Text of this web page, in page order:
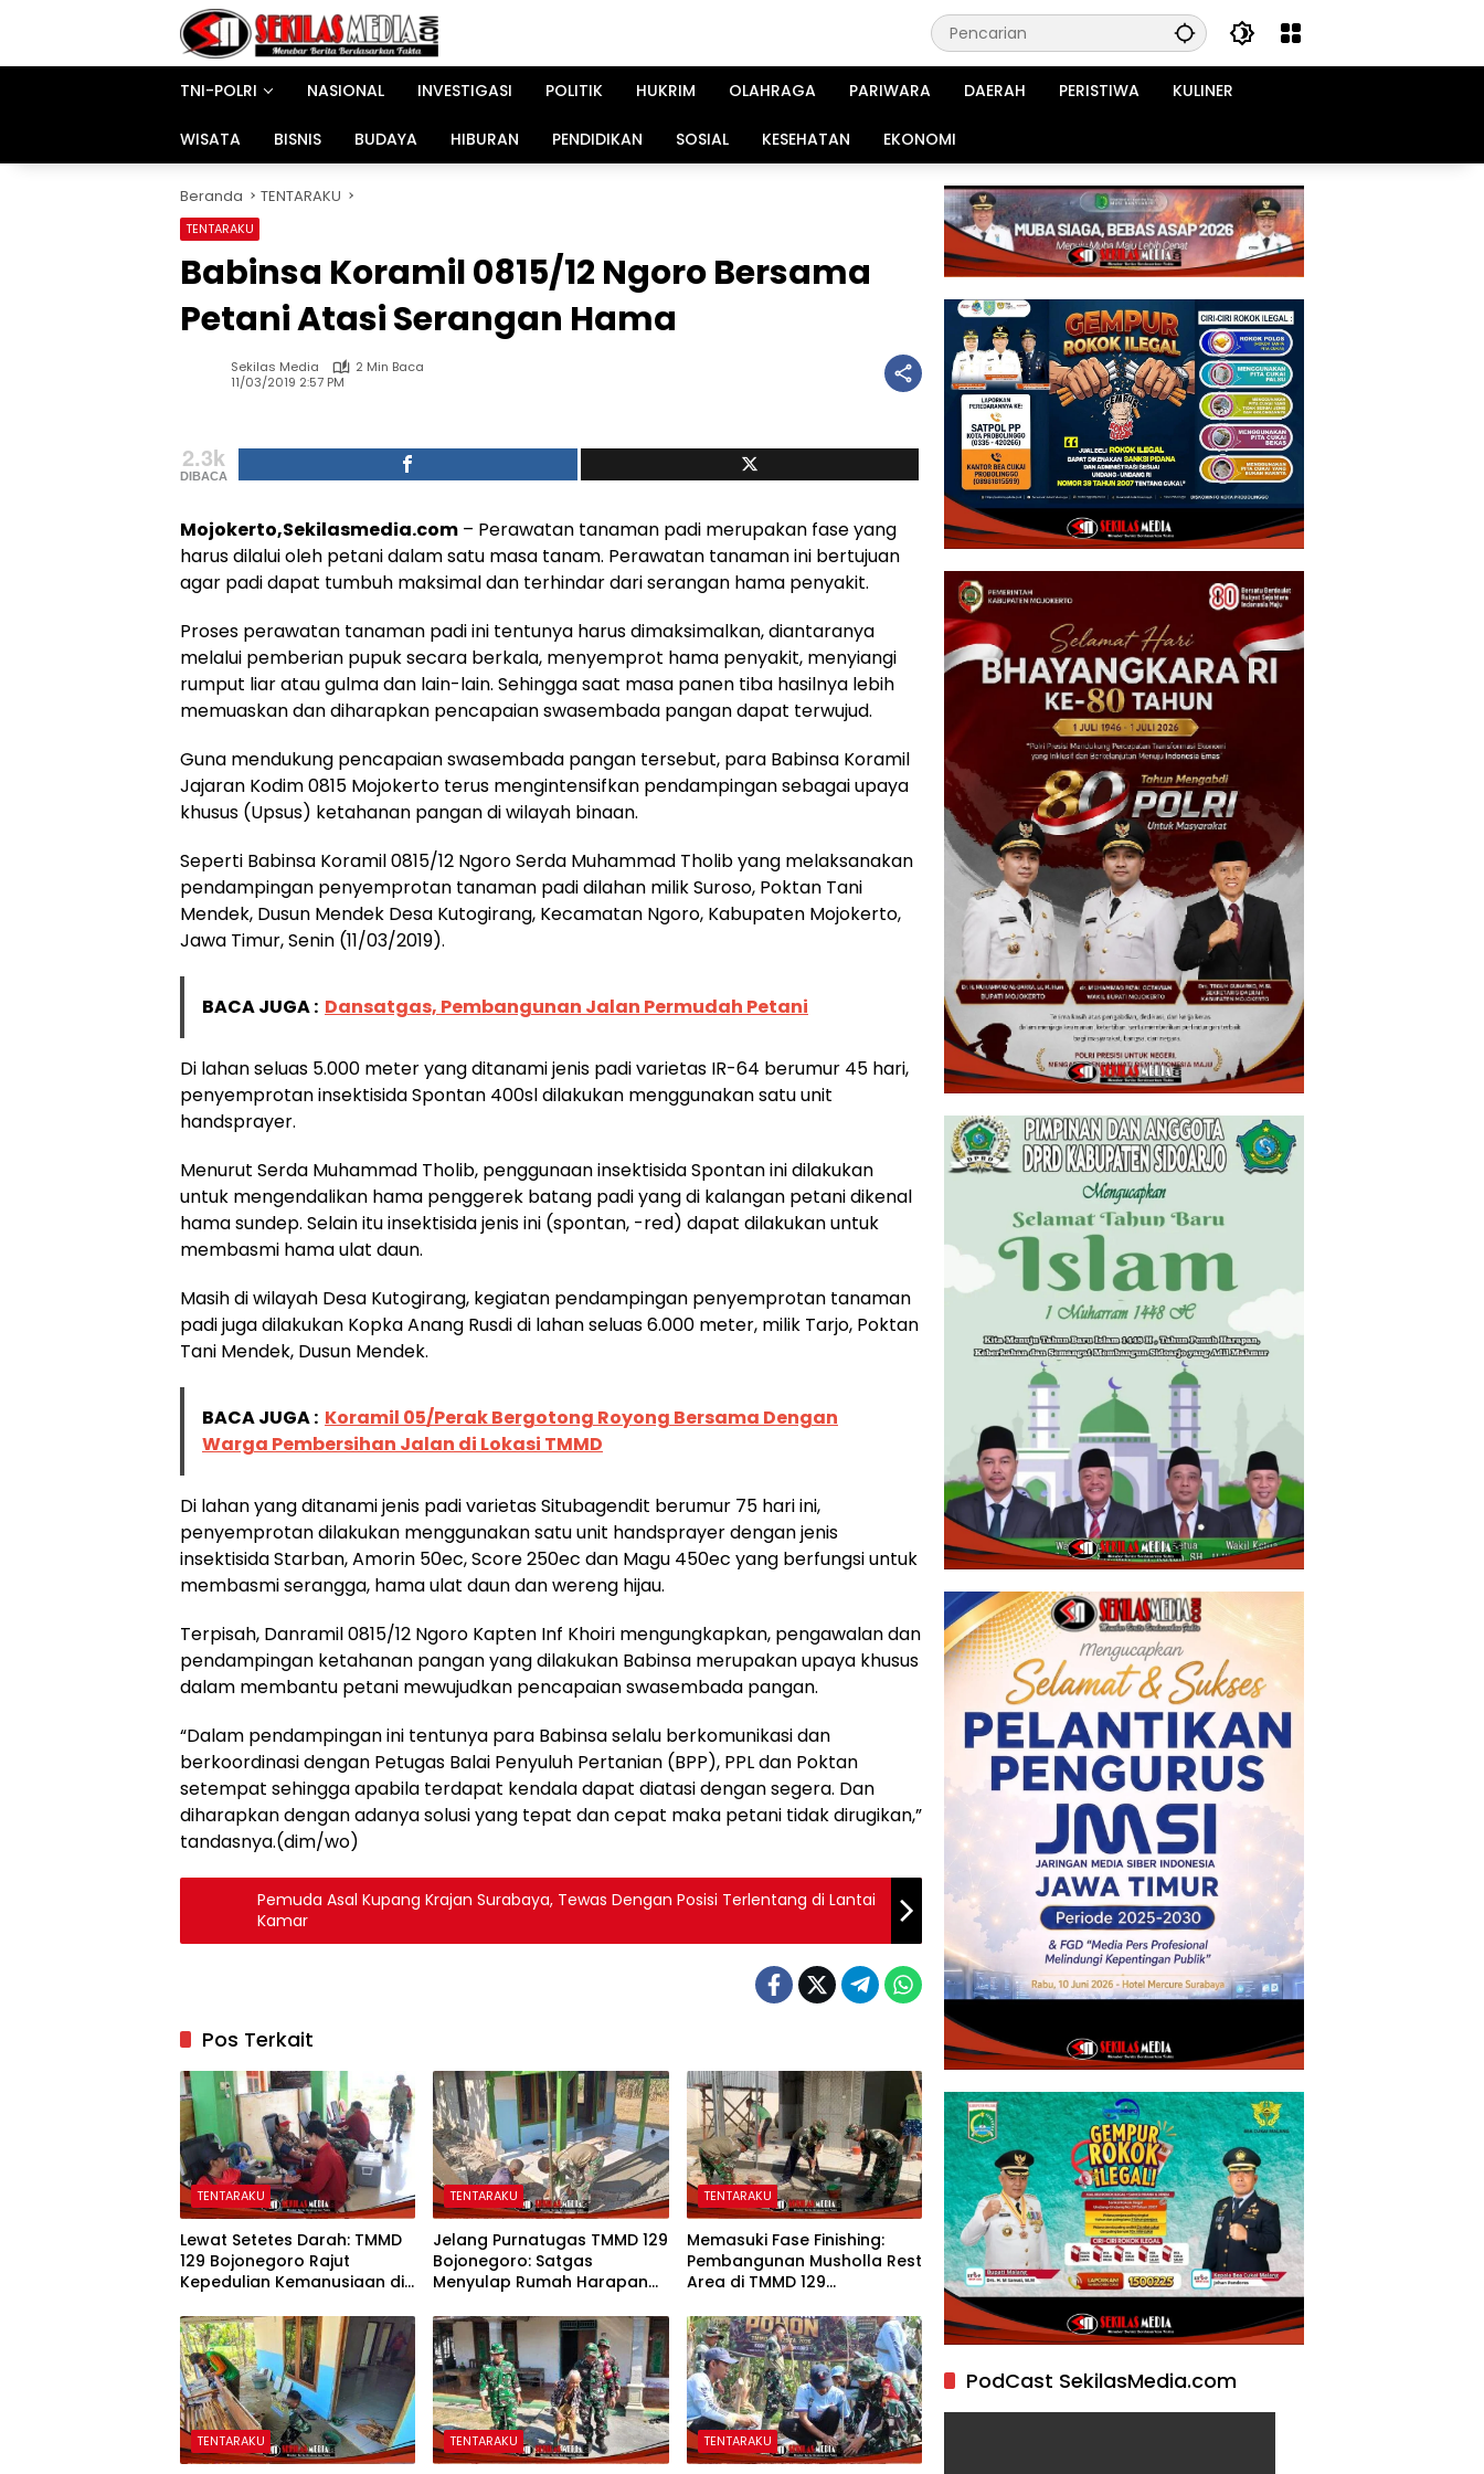
TNI-POLRI
NASIONAL INVESTIGASI POLITIK HUKRIM OLAHRAGA PARIWARA DAERAH PERISTIWA KULINER
WISATA BISNIS BUDAYA HIBURAN PENDIDIKAN SOSIAL KESEHATAN EKONOMI
Beranda TENTARAKU
TENTARAKU
Babinsa Koramil 0815/12 Ngoro Bersama
Petani Atasi Serangan Hama
Sekilas Media
2 Min Baca
11/03/2019 2:57 PM
2.3k
DIBACA
Mojokerto,Sekilasmedia.com – Perawatan tanaman padi merupakan fase yang
harus dilalui oleh petani dalam satu masa tanam. Perawatan tanaman ini bertujuan
agar padi dapat tumbuh maksimal dan terhindar dari serangan hama penyakit.
Proses perawatan tanaman padi ini tentunya harus dimaksimalkan, diantaranya
melalui pemberian pupuk secara berkala, menyemprot hama penyakit, menyiangi
rumput liar atau gulma dan lain-lain. Sehingga saat masa panen tiba hasilnya lebih
memuaskan dan diharapkan pencapaian swasembada pangan dapat terwujud.
Guna mendukung pencapaian swasembada pangan tersebut, para Babinsa Koramil
Jajaran Kodim 0815 Mojokerto terus mengintensifkan pendampingan sebagai upaya
khusus (Upsus) ketahanan pangan di wilayah binaan.
Seperti Babinsa Koramil 0815/12 Ngoro Serda Muhammad Tholib yang melaksanakan
pendampingan penyemprotan tanaman padi dilahan milik Suroso, Poktan Tani
Mendek, Dusun Mendek Desa Kutogirang, Kecamatan Ngoro, Kabupaten Mojokerto,
Jawa Timur, Senin (11/03/2019).
BACA JUGA : Dansatgas, Pembangunan Jalan Permudah Petani
Di lahan seluas 5.000 meter yang ditanami jenis padi varietas IR-64 berumur 45 hari,
penyemprotan insektisida Spontan 400sl dilakukan menggunakan satu unit
handsprayer.
Menurut Serda Muhammad Tholib, penggunaan insektisida Spontan ini dilakukan
untuk mengendalikan hama penggerek batang padi yang di kalangan petani dikenal
hama sundep. Selain itu insektisida jenis ini (spontan, -red) dapat dilakukan untuk
membasmi hama ulat daun.
Masih di wilayah Desa Kutogirang, kegiatan pendampingan penyemprotan tanaman
padi juga dilakukan Kopka Anang Rusdi di lahan seluas 6.000 meter, milik Tarjo, Poktan
Tani Mendek, Dusun Mendek.
BACA JUGA : Koramil 05/Perak Bergotong Royong Bersama Dengan
Warga Pembersihan Jalan di Lokasi TMMD
Di lahan yang ditanami jenis padi varietas Situbagendit berumur 75 hari ini,
penyemprotan dilakukan menggunakan satu unit handsprayer dengan jenis
insektisida Starban, Amorin 50ec, Score 250ec dan Magu 450ec yang berfungsi untuk
membasmi serangga, hama ulat daun dan wereng hijau.
Terpisah, Danramil 0815/12 Ngoro Kapten Inf Khoiri mengungkapkan, pengawalan dan
pendampingan ketahanan pangan yang dilakukan Babinsa merupakan upaya khusus
dalam membantu petani mewujudkan pencapaian swasembada pangan.
“Dalam pendampingan ini tentunya para Babinsa selalu berkomunikasi dan
berkoordinasi dengan Petugas Balai Penyuluh Pertanian (BPP), PPL dan Poktan
setempat sehingga apabila terdapat kendala dapat diatasi dengan segera. Dan
diharapkan dengan adanya solusi yang tepat dan cepat maka petani tidak dirugikan,”
tandasnya.(dim/wo)
Pemuda Asal Kupang Krajan Surabaya, Tewas Dengan Posisi Terlentang di Lantai
Kamar
Pos Terkait
TENTARAKU
Lewat Setetes Darah: TMMD
129 Bojonegoro Rajut
Kepedulian Kemanusiaan di
TENTARAKU
Jelang Purnatugas TMMD 129
Bojonegoro: Satgas
Menyulap Rumah Harapan
Hunian Layak dan Nyaman
TENTARAKU
Memasuki Fase Finishing:
Pembangunan Musholla Rest
Area di TMMD 129
Keramik dan Pengecatan
Teras
TENTARAKU TENTARAKU TENTARAKU
PodCast SekilasMedia.com